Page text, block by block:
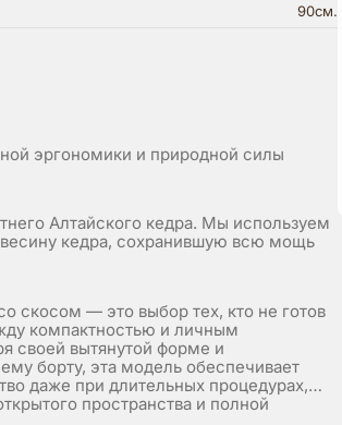
90см.
эргономики и природной силы
Алтайского кедра. Мы используем
кедра, сохранившую всю мощь
скосом — это выбор тех, кто не готов
компактностью и личным
своей вытянутой форме и
борту, эта модель обеспечивает
даже при длительных процедурах,
пространства и полной